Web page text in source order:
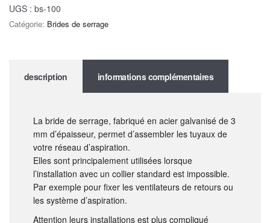
UGS : bs-100
Catégorie: Brides de serrage
description informations complémentaires
La bride de serrage, fabriqué en acier galvanisé de 3
mm d’épaisseur, permet d’assembler les tuyaux de
votre réseau d’aspiration.
Elles sont principalement utilisées lorsque
l’installation avec un collier standard est impossible.
Par exemple pour fixer les ventilateurs de retours ou
les système d’aspiration.
Attention leurs installations est plus compliqué